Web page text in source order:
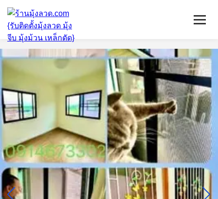
หน้าแรก
มุ้งลวดจีบ
เหล็กดัด
ติดตั้งกระจก
บริการ/พื้นที่ติดตั้ง
บทความ
ติดต่อเรา